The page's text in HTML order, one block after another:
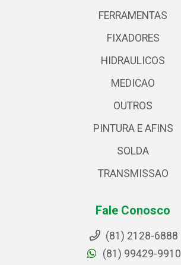
FERRAMENTAS
FIXADORES
HIDRAULICOS
MEDICAO
OUTROS
PINTURA E AFINS
SOLDA
TRANSMISSAO
Fale Conosco
(81) 2128-6888
(81) 99429-9910